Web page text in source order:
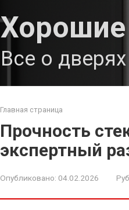
Все о
Главная страница
Прочность
экспертный
Опубликовано: 04.02.2026